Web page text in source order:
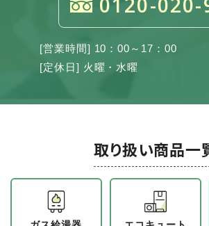
[営業時間] 10：00～17：00
[定休日] 火曜・水曜
取り扱い商品一